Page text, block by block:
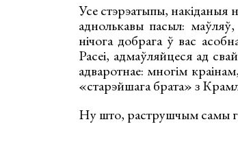
Усе стэрэатыпы, накіданыя
аднолькавы пасыл:
нічога добрага ў вас
Расеі, адмаўляйцеся ад
адваротнае: многім
«старэйшага брата» з
Ну што, раструшчым самы